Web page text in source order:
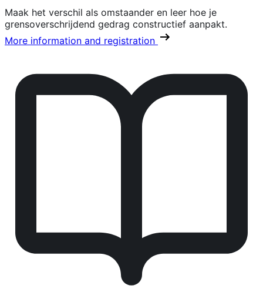
Maak het verschil als omstaander en leer hoe je
grensoverschrijdend gedrag constructief aanpakt.
More information and registration